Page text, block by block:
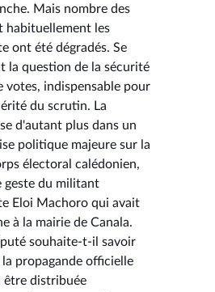
Mais nombre des
habituellement les
ont été dégradés. Se
la question de la sécurité
votes, indispensable pour
du scrutin. La
d'autant plus dans un
politique majeure sur la
électoral calédonien,
geste du militant
Eloi Machoro qui avait
à la mairie de Canala.
souhaite-t-il savoir
propagande officielle
être distribuée